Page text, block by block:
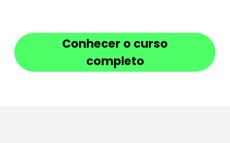
E nem sou como essa gente
que consegue disfarçar
Conhecer o curso
completo